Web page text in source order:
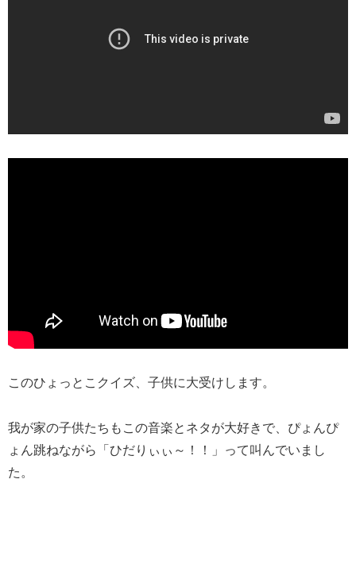
このひょっとこクイズ、子供に大受けします。
我が家の子供たちもこの音楽とネタが大好きで、ぴょんぴ
ょん跳ねながら「ひだりぃぃ～！！」って叫んでいまし
た。